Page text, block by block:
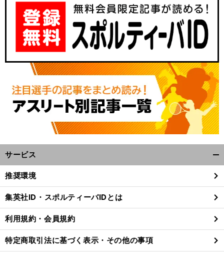
ト
サービス
閉
る
推奨環境
集英社ID・スポルティーバIDとは
利用規約・会員規約
特定商取引法に基づく表示・その他の事項